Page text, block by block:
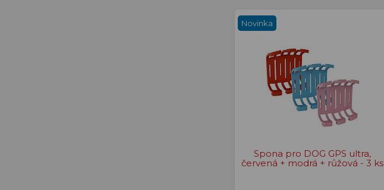
Novinka
Spona pro DOG GPS ultra,
červená + modrá + růžová - 3 ks